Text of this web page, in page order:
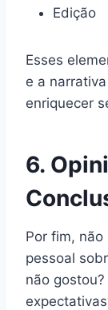
Edição
Esses
e a
enriquecer
6.
Por fim,
pessoal
não